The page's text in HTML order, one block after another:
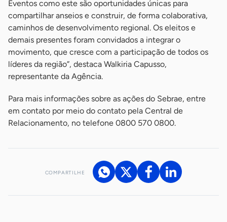
Eventos como este são oportunidades únicas para
compartilhar anseios e construir, de forma colaborativa,
caminhos de desenvolvimento regional. Os eleitos e
demais presentes foram convidados a integrar o
movimento, que cresce com a participação de todos os
líderes da região”, destaca Walkiria Capusso,
representante da Agência.
Para mais informações sobre as ações do Sebrae, entre
em contato por meio do contato pela Central de
Relacionamento, no telefone 0800 570 0800.
COMPARTILHE